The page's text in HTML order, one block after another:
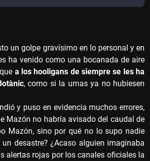
un golpe gravísimo en lo personal y en
ha venido como una bocanada de aire
a los hooligans de siempre se les ha
, como si la urnas ya no hubiesen
y puso en evidencia muchos errores,
Mazón no habría avisado del caudal de
Mazón, sino por qué no lo supo nadie
desastre? ¿Acaso alguien imaginaba
alertas rojas por los canales oficiales la